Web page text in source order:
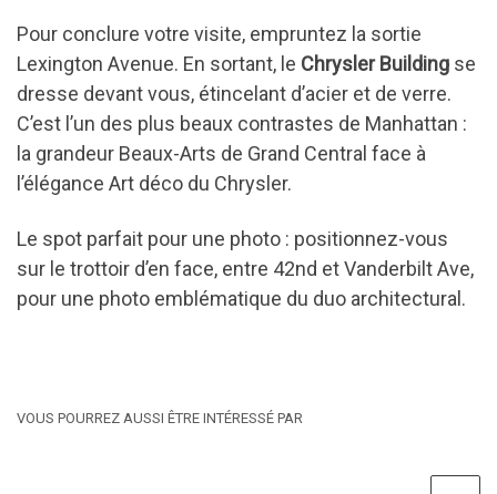
Pour conclure votre visite, empruntez la sortie
Lexington Avenue. En sortant, le Chrysler Building se
dresse devant vous, étincelant d’acier et de verre.
C’est l’un des plus beaux contrastes de Manhattan :
la grandeur Beaux-Arts de Grand Central face à
l’élégance Art déco du Chrysler.
Le spot parfait pour une photo : positionnez-vous
sur le trottoir d’en face, entre 42nd et Vanderbilt Ave,
pour une photo emblématique du duo architectural.
VOUS POURREZ AUSSI ÊTRE INTÉRESSÉ PAR